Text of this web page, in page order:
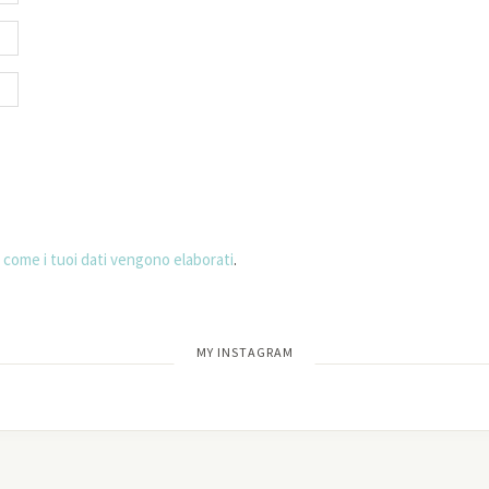
come i tuoi dati vengono elaborati.
MY INSTAGRAM
[wdi_feed id=”2″]